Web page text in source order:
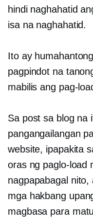
hindi naghahatid
isa na naghahatid.
Ito ay
pagpindot na
mabilis ang pag-
Sa post sa blog na
pangangailangan
website, ipapakita
oras ng paglo-load
nagpapabagal nito,
mga hakbang
magbasa para